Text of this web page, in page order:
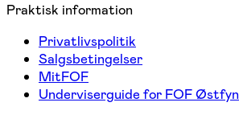
Praktisk information
Privatlivspolitik
Salgsbetingelser
MitFOF
Underviserguide for FOF Østfyn